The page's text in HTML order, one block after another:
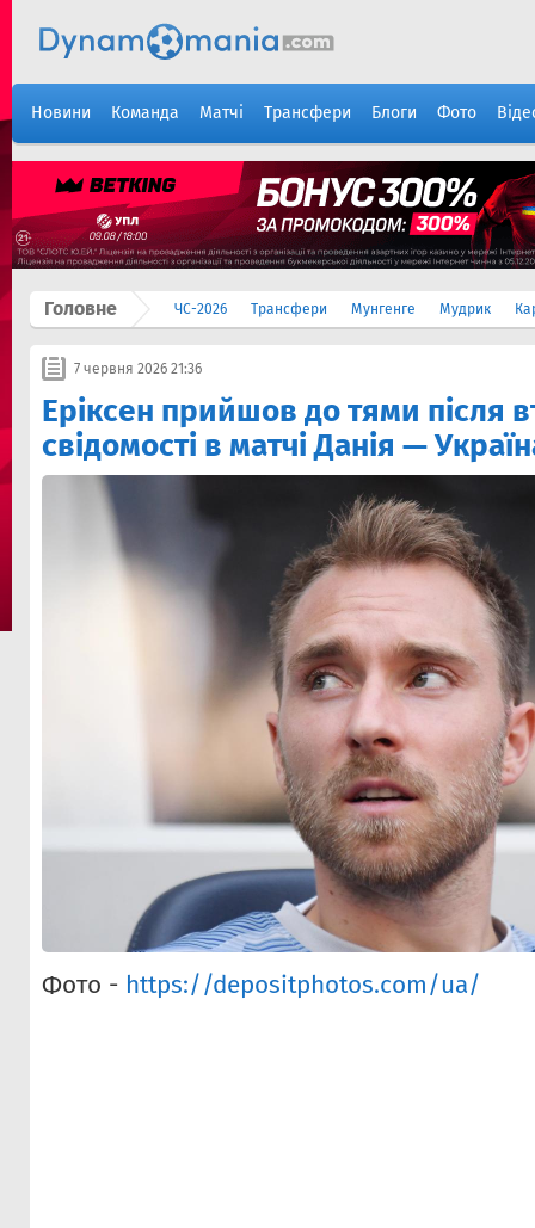
Новини Команда Матчі Трансфери Блоги Фото
Головне ЧС-2026 Трансфери Мунгенге Мудрик
7 червня 2026 21:36
Еріксен прийшов до тями після
свідомості в матчі Данія —
Фото - https://depositphotos.com/ua/